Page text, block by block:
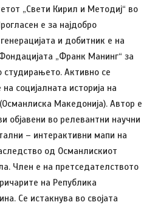
„Свети Кирил и Методиј“ во
е за најдобро
и добитник е на
„Франк Манинг“ за
студирањето. Активно се
социјалната историја на
Македонија). Автор е
објавени во релевантни научни
– интерактивни мапи на
од Османлискиот
Член е на претседателството
на Република
Се истакнува во својата